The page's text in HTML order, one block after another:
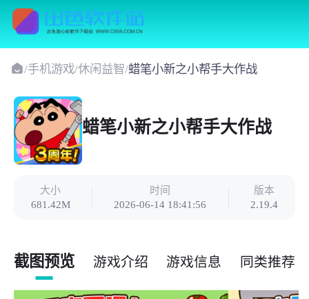
/手机游戏/休闲益智/蜡笔小新之小帮手大作战
蜡笔小新之小帮手大作战
大小
681.42M
时间
2026-06-14 18:41:56
版本
2.19.4
截图预览 游戏介绍 游戏信息 同类推荐